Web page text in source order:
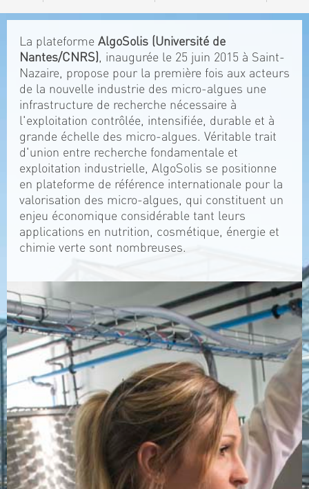
La plateforme AlgoSolis (Université de
Nantes/CNRS), inaugurée le 25 juin 2015 à Saint-
Nazaire, propose pour la première fois aux acteurs
de la nouvelle industrie des micro-algues une
infrastructure de recherche nécessaire à
l'exploitation contrôlée, intensifiée, durable et à
grande échelle des micro-algues. Véritable trait
d'union entre recherche fondamentale et
exploitation industrielle, AlgoSolis se positionne
en plateforme de référence internationale pour la
valorisation des micro-algues, qui constituent un
enjeu économique considérable tant leurs
applications en nutrition, cosmétique, énergie et
chimie verte sont nombreuses.